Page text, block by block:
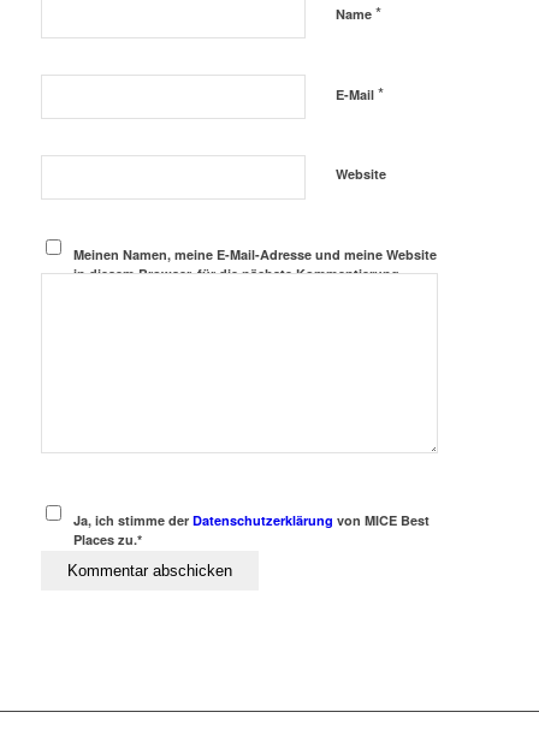
Name *
E-Mail *
Website
Meinen Namen, meine E-Mail-Adresse und meine Website
in diesem Browser, für die nächste Kommentierung,
Ja, ich stimme derDatenschutzerklärung von MICE Best
Places zu.*